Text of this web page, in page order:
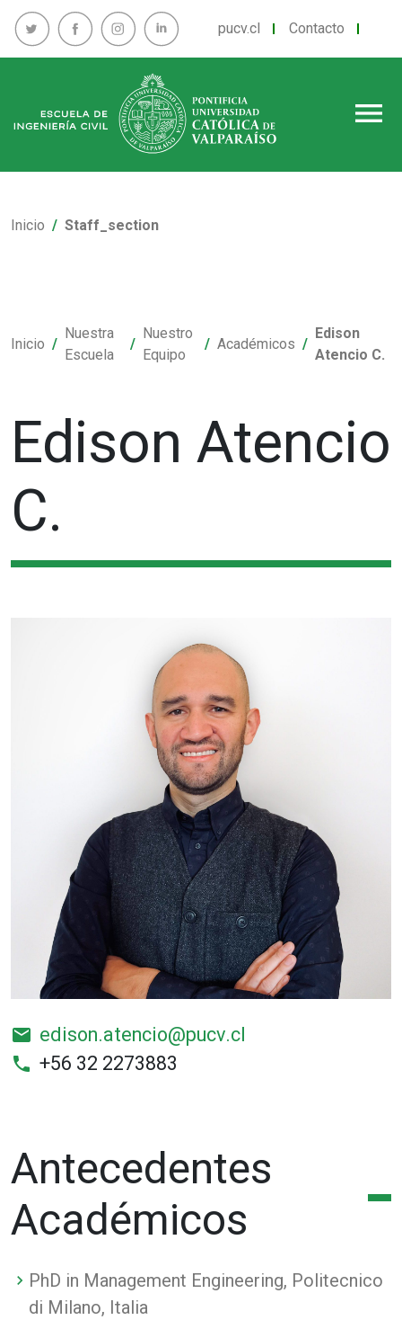
pucv.cl Contacto
menu
Inicio Staff_section
Inicio
Nuestra
Escuela
Nuestro
Equipo
Académicos
Edison
Atencio C.
Edison Atencio
C.
Antecedentes
Académicos
PhD in Management Engineering, Politecnico
di Milano, Italia
email edison.atencio@pucv.cl
phone +56 32 2273883